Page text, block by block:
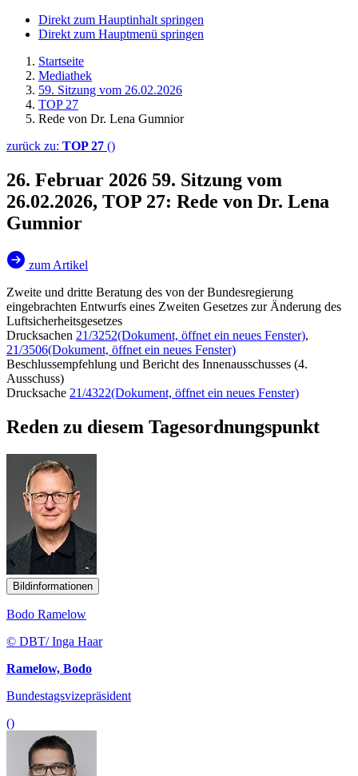
Direkt zum Hauptinhalt springen
Direkt zum Hauptmenü springen
Startseite
Mediathek
59. Sitzung vom 26.02.2026
TOP 27
Rede von Dr. Lena Gumnior
zurück zu: TOP 27 ()
26. Februar 2026 59. Sitzung vom
26.02.2026, TOP 27: Rede von Dr. Lena
Gumnior
zum Artikel
Zweite und dritte Beratung des von der Bundesregierung
eingebrachten Entwurfs eines Zweiten Gesetzes zur Änderung des
Luftsicherheitsgesetzes
Drucksachen 21/3252(Dokument, öffnet ein neues Fenster),
21/3506(Dokument, öffnet ein neues Fenster)
Beschlussempfehlung und Bericht des Innenausschusses (4.
Ausschuss)
Drucksache 21/4322(Dokument, öffnet ein neues Fenster)
Reden zu diesem Tagesordnungspunkt
Bildinformationen
Bodo Ramelow
© DBT/ Inga Haar
Ramelow, Bodo
Bundestagsvizepräsident
()